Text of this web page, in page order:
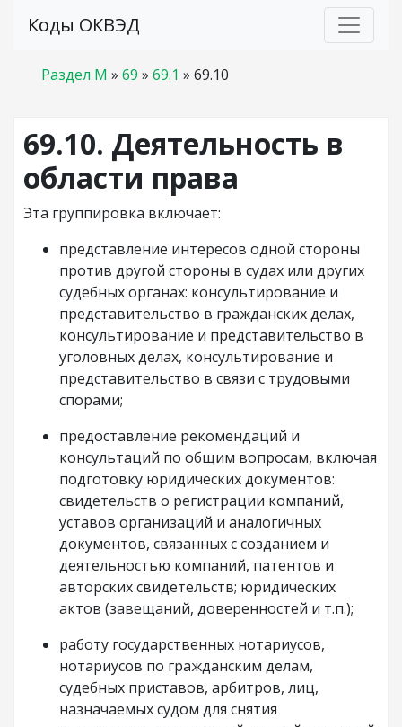
Коды ОКВЭД
Раздел M » 69 » 69.1 » 69.10
69.10. Деятельность в
области права
Эта группировка включает:
представление интересов одной стороны
против другой стороны в судах или других
судебных органах: консультирование и
представительство в гражданских делах,
консультирование и представительство в
уголовных делах, консультирование и
представительство в связи с трудовыми
спорами;
предоставление рекомендаций и
консультаций по общим вопросам, включая
подготовку юридических документов:
свидетельств о регистрации компаний,
уставов организаций и аналогичных
документов, связанных с созданием и
деятельностью компаний, патентов и
авторских свидетельств; юридических
актов (завещаний, доверенностей и т.п.);
работу государственных нотариусов,
нотариусов по гражданским делам,
судебных приставов, арбитров, лиц,
назначаемых судом для снятия